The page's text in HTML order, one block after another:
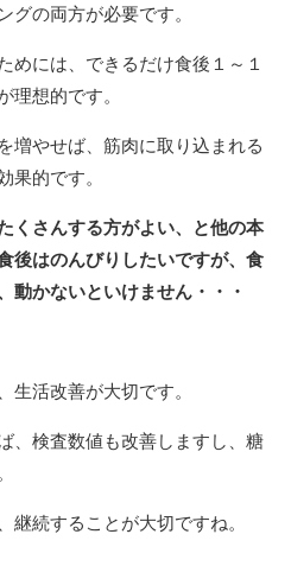
グの両方が必要です。
めには、できるだけ食後１～１
理想的です。
増やせば、筋肉に取り込まれる
果的です。
くさんする方がよい、と他の本
後はのんびりしたいですが、食
動かないといけません・・・
生活改善が大切です。
、検査数値も改善しますし、糖
継続することが大切ですね。